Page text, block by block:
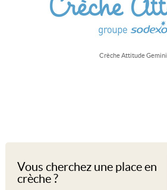
Crèche Attitude Gemini
Vous cherchez une place en
crèche ?